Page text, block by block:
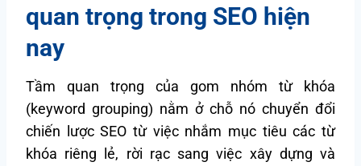
quan trọng trong SEO hiện
nay
Tầm quan trọng của gom nhóm từ khóa
(keyword grouping) nằm ở chỗ nó chuyển đổi
chiến lược SEO từ việc nhắm mục tiêu các từ
khóa riêng lẻ, rời rạc sang việc xây dựng và